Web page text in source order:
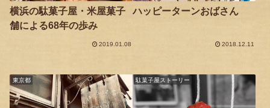
横浜の駄菓子屋・米屋菓子
舗による68年の歩み
2019.01.08
ハッピーターンおばさん
2018.12.11
東京都 駄菓子屋ストーリー